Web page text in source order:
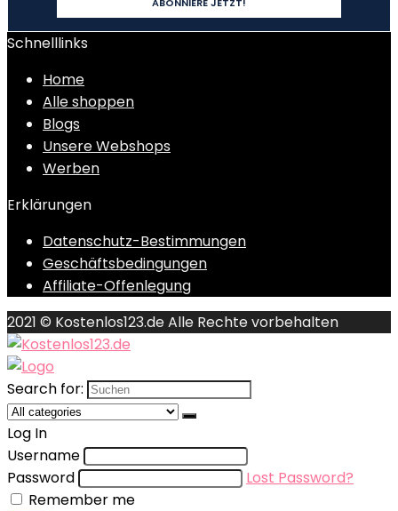
Schnelllinks
Home
Alle shoppen
Blogs
Unsere Webshops
Werben
Erklärungen
Datenschutz-Bestimmungen
Geschäftsbedingungen
Affiliate-Offenlegung
2021 © Kostenlos123.de Alle Rechte vorbehalten
Search for:
Log In
Username
Password
Lost Password?
Remember me